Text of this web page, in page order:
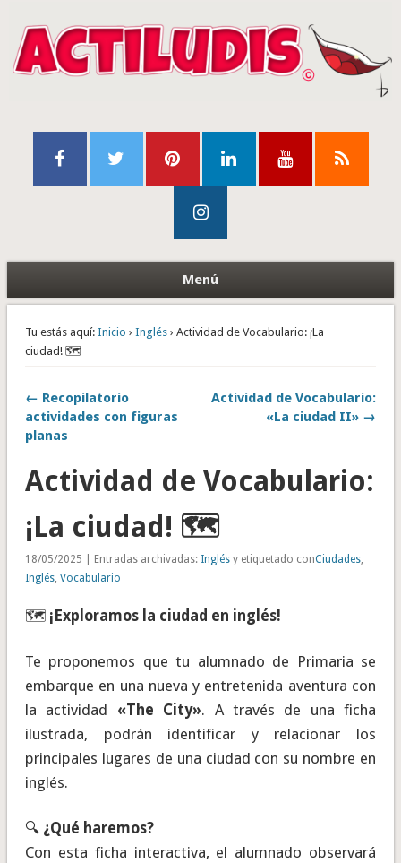
Menú
Tu estás aquí: Inicio › Inglés› Actividad de Vocabulario: ¡La
ciudad! 🗺️
← Recopilatorio
actividades con figuras
planas
Actividad de Vocabulario:
«La ciudad II» →
Actividad de Vocabulario:
¡La ciudad! 🗺️
18/05/2025 | Entradas archivadas: Inglésy etiquetado conCiudades,
Inglés, Vocabulario
🗺️ ¡Exploramos la ciudad en inglés!
Te proponemos que tu alumnado de Primaria se
embarque en una nueva y entretenida aventura con
la actividad «The City». A través de una ficha
ilustrada, podrán identificar y relacionar los
principales lugares de una ciudad con su nombre en
inglés.
🔍 ¿Qué haremos?
Con esta ficha interactiva, el alumnado observará